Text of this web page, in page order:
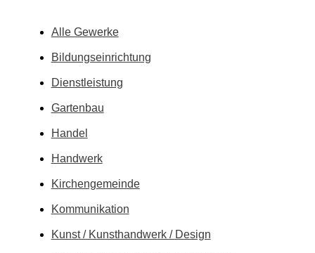
Alle Gewerke
Bildungs­einrichtung
Dienstleistung
Gartenbau
Handel
Handwerk
Kirchen­gemeinde
Kommunikation
Kunst / Kunsthandwerk / Design